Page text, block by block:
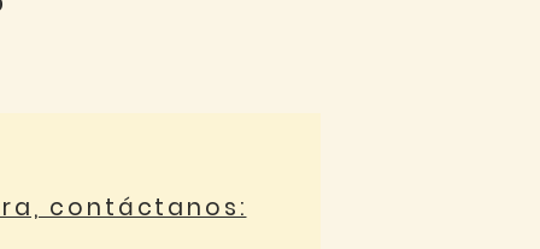
contáctanos: